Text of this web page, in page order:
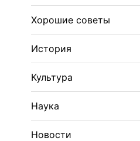
Хорошие советы
История
Культура
Наука
Новости